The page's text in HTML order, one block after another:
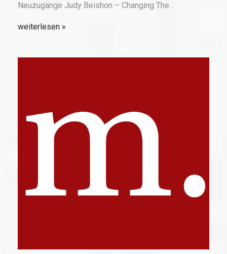
Neuzugänge Judy Beishon – Changing The…
weiterlesen